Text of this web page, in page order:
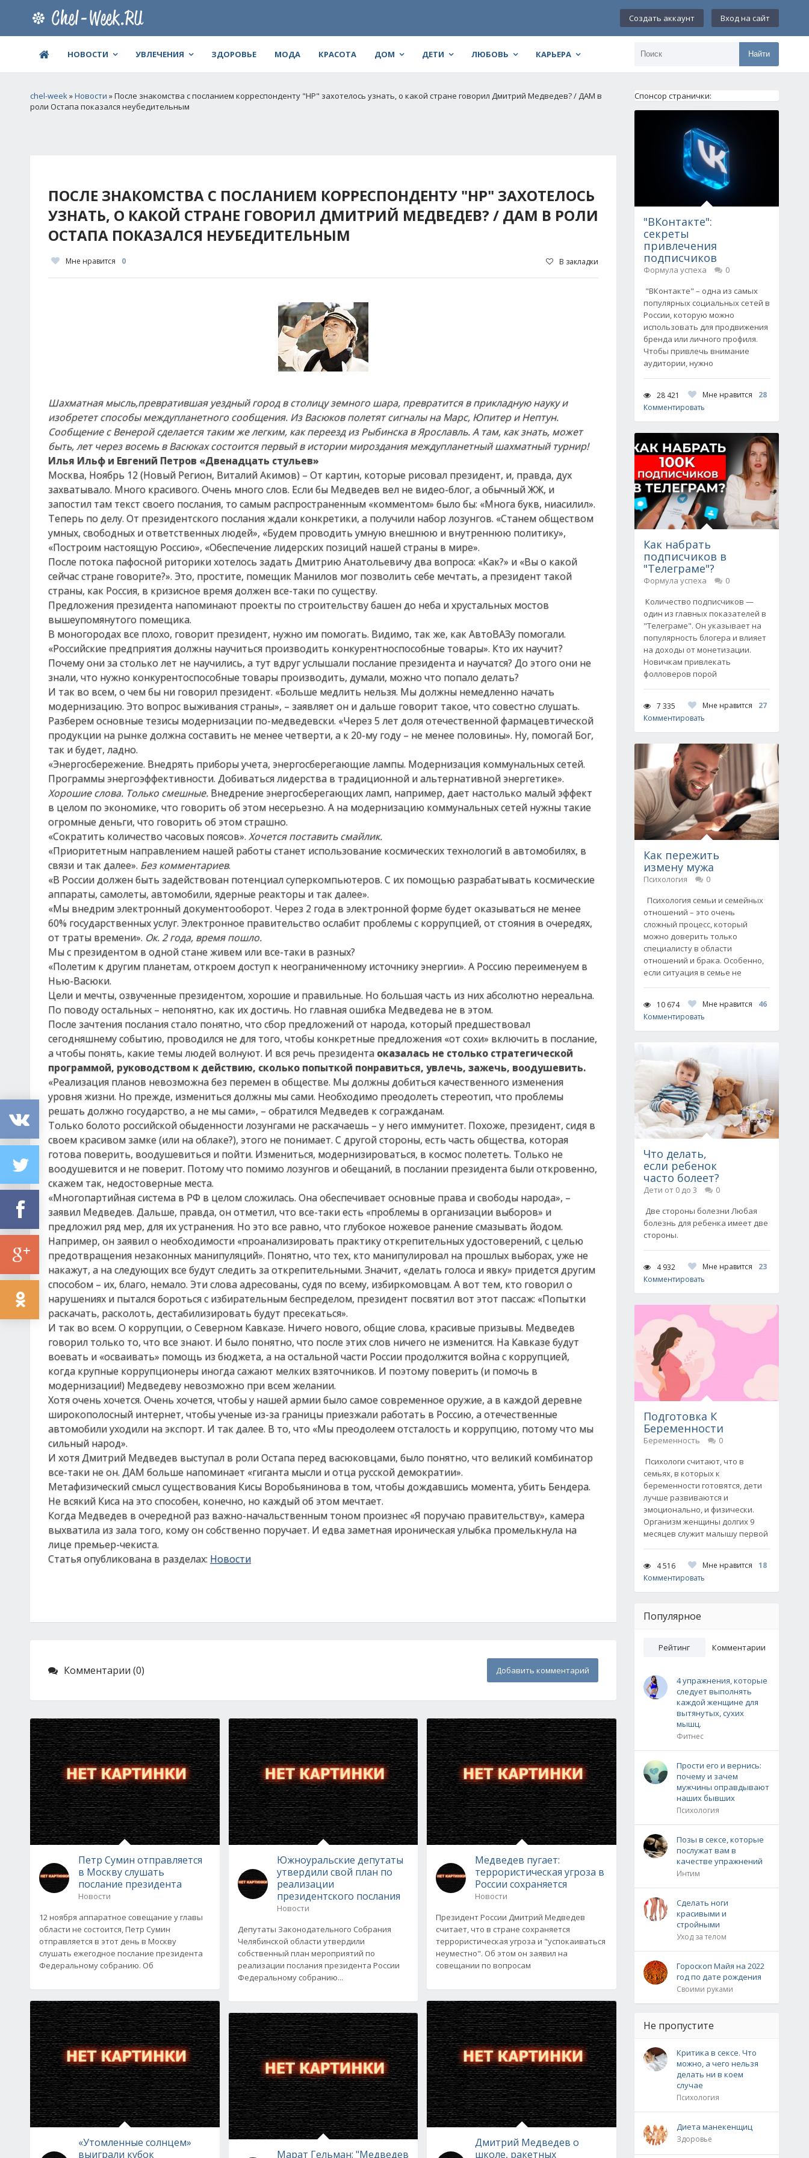
Создать аккаунт Вход на сайт
НОВОСТИ УВЛЕЧЕНИЯ ЗДОРОВЬЕ МОДА КРАСОТА ДОМ ДЕТИ ЛЮБОВЬ КАРЬЕРА Найти
chel-week»Новости » После знакомства с посланием корреспонденту "НР" захотелось узнать, о какой стране говорил Дмитрий Медведев? / ДАМ в
роли Остапа показался неубедительным
ПОСЛЕ ЗНАКОМСТВА С ПОСЛАНИЕМ КОРРЕСПОНДЕНТУ "НР" ЗАХОТЕЛОСЬ
УЗНАТЬ, О КАКОЙ СТРАНЕ ГОВОРИЛ ДМИТРИЙ МЕДВЕДЕВ? / ДАМ В РОЛИ
ОСТАПА ПОКАЗАЛСЯ НЕУБЕДИТЕЛЬНЫМ
Мне нравится 0 В закладки
Шахматная мысль,превратившая уездный город в столицу земного шара, превратитсяв прикладную науку и
изобретет способы междупланетного сообщения. Из Васюков полетят сигналы наМарс, Юпитер и Нептун.
Сообщение с Венерой сделается таким же легким, как переезд из Рыбинска в Ярославль.А там, как знать, может
быть, лет через восемь в Васюкахсостоится первый в истории мироздания междупланетныйшахматный турнир!
Илья Ильф и Евгений Петров «Двенадцать стульев»
Москва, Ноябрь 12 (Новый Регион, Виталий Акимов) – От картин, которые рисовал президент, и, правда, дух
захватывало. Много красивого. Очень много слов. Если бы Медведев вел не видео-блог, а обычный ЖЖ, и
запостил там текст своего послания, то самым распространенным «комментом» было бы: «Многа букв, ниасилил».
Теперь по делу. От президентского послания ждали конкретики, а получили набор лозунгов. «Станем обществом
умных, свободных и ответственных людей», «Будем проводить умную внешнюю и внутреннюю политику»,
«Построим настоящую Россию», «Обеспечение лидерских позиций нашей страны в мире».
После потока пафосной риторики хотелось задать Дмитрию Анатольевичу два вопроса: «Как?» и «Вы о какой
сейчас стране говорите?». Это, простите, помещик Манилов мог позволить себе мечтать, а президент такой
страны, как Россия, в кризисное время должен все-таки по существу.
Предложения президента напоминают проекты по строительству башен до неба и хрустальных мостов
вышеупомянутого помещика.
В моногородах все плохо, говорит президент, нужно им помогать. Видимо, так же, как АвтоВАЗу помогали.
«Российские предприятия должны научиться производить конкурентноспособные товары». Кто их научит?
Почему они за столько лет не научились, а тут вдруг услышали послание президента и научатся? До этого они не
знали, что нужно конкурентоспособные товары производить, думали, можно что попало делать?
И так во всем, о чем бы ни говорил президент. «Больше медлить нельзя. Мы должны немедленно начать
модернизацию. Это вопрос выживания страны», – заявляет он и дальше говорит такое, что совестно слушать.
Разберем основные тезисы модернизации по-медведевски. «Через 5 лет доля отечественной фармацевтической
продукции на рынке должна составить не менее четверти, а к 20-му году – не менее половины». Ну, помогай Бог,
так и будет, ладно.
«Энергосбережение. Внедрять приборы учета, энергосберегающие лампы. Модернизация коммунальных сетей.
Программы энергоэффективности. Добиваться лидерства в традиционной и альтернативной энергетике».
Хорошие слова. Только смешные. Внедрение энергосберегающих ламп, например, дает настолько малый эффект
в целом по экономике, что говорить об этом несерьезно. А на модернизацию коммунальных сетей нужны такие
огромные деньги, что говорить об этом страшно.
«Сократить количество часовых поясов». Хочется поставить смайлик.
«Приоритетным направлением нашей работы станет использование космических технологий в автомобилях, в
связи и так далее». Без комментариев.
«В России должен быть задействован потенциал суперкомпьютеров. С их помощью разрабатывать космические
аппараты, самолеты, автомобили, ядерные реакторы и так далее».
«Мы внедрим электронный документооборот. Через 2 года в электронной форме будет оказываться не менее
60% государственных услуг. Электронное правительство ослабит проблемы с коррупцией, от стояния в очередях,
от траты времени». Ок. 2 года, время пошло.
Мы с президентом в одной стане живем или все-таки в разных?
«Полетим к другим планетам, откроем доступ к неограниченному источнику энергии». А Россию переименуем в
Нью-Васюки.
Цели и мечты, озвученные президентом, хорошие и правильные. Но большая часть из них абсолютно нереальна.
По поводу остальных – непонятно, как их достичь. Но главная ошибка Медведева не в этом.
После зачтения послания стало понятно, что сбор предложений от народа, который предшествовал
сегодняшнему событию, проводился не для того, чтобы конкретные предложения «от сохи» включить в послание,
а чтобы понять, какие темы людей волнуют. И вся речь президента оказалась не столько стратегической
программой, руководством к действию, сколько попыткой понравиться, увлечь, зажечь, воодушевить.
«Реализация планов невозможна без перемен в обществе. Мы должны добиться качественного изменения
уровня жизни. Но прежде, измениться должны мы сами. Необходимо преодолеть стереотип, что проблемы
решать должно государство, а не мы сами», – обратился Медведев к согражданам.
Только болото российской обыденности лозунгами не раскачаешь – у него иммунитет. Похоже, президент, сидя в
своем красивом замке (или на облаке?), этого не понимает. С другой стороны, есть часть общества, которая
готова поверить, воодушевиться и пойти. Измениться, модернизироваться, в космос полететь. Только не
воодушевится и не поверит. Потому что помимо лозунгов и обещаний, в послании президента были откровенно,
скажем так, недостоверные места.
«Многопартийная система в РФ в целом сложилась. Она обеспечивает основные права и свободы народа», –
заявил Медведев. Дальше, правда, он отметил, что все-таки есть «проблемы в организации выборов» и
предложил ряд мер, для их устранения. Но это все равно, что глубокое ножевое ранение смазывать йодом.
Например, он заявил о необходимости «проанализировать практику открепительных удостоверений, с целью
предотвращения незаконных манипуляций». Понятно, что тех, кто манипулировал на прошлых выборах, уже не
накажут, а на следующих все будут следить за открепительными. Значит, «делать голоса и явку» придется другим
способом – их, благо, немало. Эти слова адресованы, судя по всему, избиркомовцам. А вот тем, кто говорил о
нарушениях и пытался бороться с избирательным беспределом, президент посвятил вот этот пассаж: «Попытки
раскачать, расколоть, дестабилизировать будут пресекаться».
И так во всем. О коррупции, о Северном Кавказе. Ничего нового, общие слова, красивые призывы. Медведев
говорил только то, что все знают. И было понятно, что после этих слов ничего не изменится. На Кавказе будут
воевать и «осваивать» помощь из бюджета, а на остальной части России продолжится война с коррупцией,
когда крупные коррупционеры иногда сажают мелких взяточников. И поэтому поверить (и помочь в
модернизации!) Медведеву невозможно при всем желании.
Хотя очень хочется. Очень хочется, чтобы у нашей армии было самое современное оружие, а в каждой деревне
широкополосный интернет, чтобы ученые из-за границы приезжали работать в Россию, а отечественные
автомобили уходили на экспорт. И так далее. В то, что «Мы преодолеем отсталость и коррупцию, потому что мы
сильный народ».
И хотя Дмитрий Медведев выступал в роли Остапа перед васюковцами, было понятно, что великий комбинатор
все-таки не он. ДАМ больше напоминает «гиганта мысли и отца русской демократии».
Метафизический смысл существования Кисы Воробьянинова в том, чтобы дождавшись момента, убить Бендера.
Не всякий Киса на это способен, конечно, но каждый об этом мечтает.
Когда Медведев в очередной раз важно-начальственным тоном произнес «Я поручаю правительству», камера
выхватила из зала того, кому он собственно поручает. И едва заметная ироническая улыбка промелькнула на
лице премьер-чекиста.
Статья опубликована в разделах: Новости
Комментарии (0) Добавить комментарий
Петр Сумин отправляется
в Москву слушать
послание президента
Новости
12 ноября аппаратное совещание у главы
области не состоится, Петр Сумин
отправляется в этот день в Москву
слушать ежегодное послание президента
Федеральному собранию. Об
«Утомленные солнцем»
выиграли кубок
Южноуральские депутаты
утвердили свой план по
реализации
президентского послания
Новости
Депутаты Законодательного Собрания
Челябинской области утвердили
собственный план мероприятий по
реализации послания президента России
Федеральному собранию...
Марат Гельман: "Медведев
Медведев пугает:
террористическая угроза в
России сохраняется
Новости
Президент России Дмитрий Медведев
считает, что в стране сохраняется
террористическая угроза и "успокаиваться
неуместно". Об этом он заявил на
совещании по вопросам
Дмитрий Медведев о
школе, ракетных
Спонсор странички:
"ВКонтакте":
секреты
привлечения
подписчиков
Формула успеха
0
"ВКонтакте" – одна из самых
популярных социальных сетей в
России, которую можно
использовать для продвижения
бренда или личного профиля.
Чтобы привлечь внимание
аудитории, нужно
28 421 Мне нравится
28
Комментировать
Как набрать
подписчиков в
"Телеграме"?
Формула успеха
0
Количество подписчиков —
один из главных показателей в
"Телеграме". Он указывает на
популярность блогера и влияет
на доходы от монетизации.
Новичкам привлекать
фолловеров порой
7 335 Мне нравится
27
Комментировать
Как пережить
измену мужа
Психология
0
Психология семьи и семейных
отношений – это очень
сложный процесс, который
можно доверить только
специалисту в области
отношений и брака. Особенно,
если ситуация в семье не
10 674 Мне нравится
46
Комментировать
Что делать,
если ребенок
часто болеет?
Дети от 0 до 3
0
Две стороны болезни Любая
болезнь для ребенка имеет две
стороны.
4 932 Мне нравится
23
Комментировать
Подготовка К
Беременности
Беременность
0
Психологи считают, что в
семьях, в которых к
беременности готовятся, дети
лучше развиваются и
эмоционально, и физически.
Организм женщины долгих 9
месяцев служит малышу первой
4 516 Мне нравится
18
Комментировать
Популярное
Рейтинг Комментарии
4 упражнения, которые
следует выполнять
каждой женщине для
вытянутых, сухих
мышц.
Фитнес
Прости его и вернись:
почему и зачем
мужчины оправдывают
наших бывших
Психология
Позы в сексе, которые
послужат вам в
качестве упражнений
Интим
Сделать ноги
красивыми и
стройными
Уход за телом
Гороскоп Майя на 2022
год по дате рождения
Своими руками
Не пропустите
Критика в сексе. Что
можно, а чего нельзя
делать ни в коем
случае
Психология
Диета манекенщиц
Здоровье